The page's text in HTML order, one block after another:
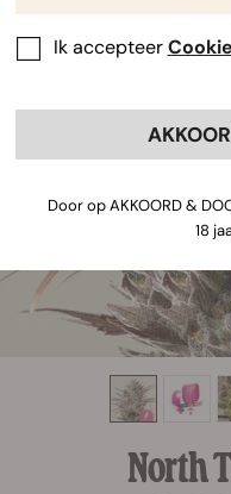
North
Ik accepteer
Door op AKKOORD &
18